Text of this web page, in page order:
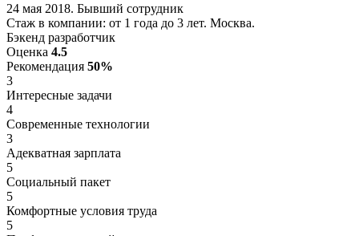
24 мая 2018. Бывший сотрудник
Стаж в компании: от 1 года до 3 лет. Москва.
Бэкенд разработчик
Оценка 4.5
Рекомендация 50%
3
Интересные задачи
4
Современные технологии
3
Адекватная зарплата
5
Социальный пакет
5
Комфортные условия труда
5